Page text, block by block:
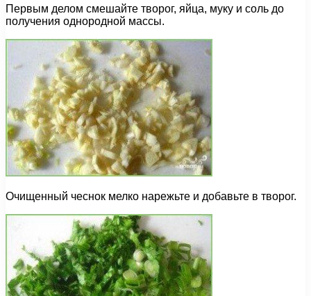
Первым делом смешайте творог, яйца, муку и соль до
получения однородной массы.
Очищенный чеснок мелко нарежьте и добавьте в творог.